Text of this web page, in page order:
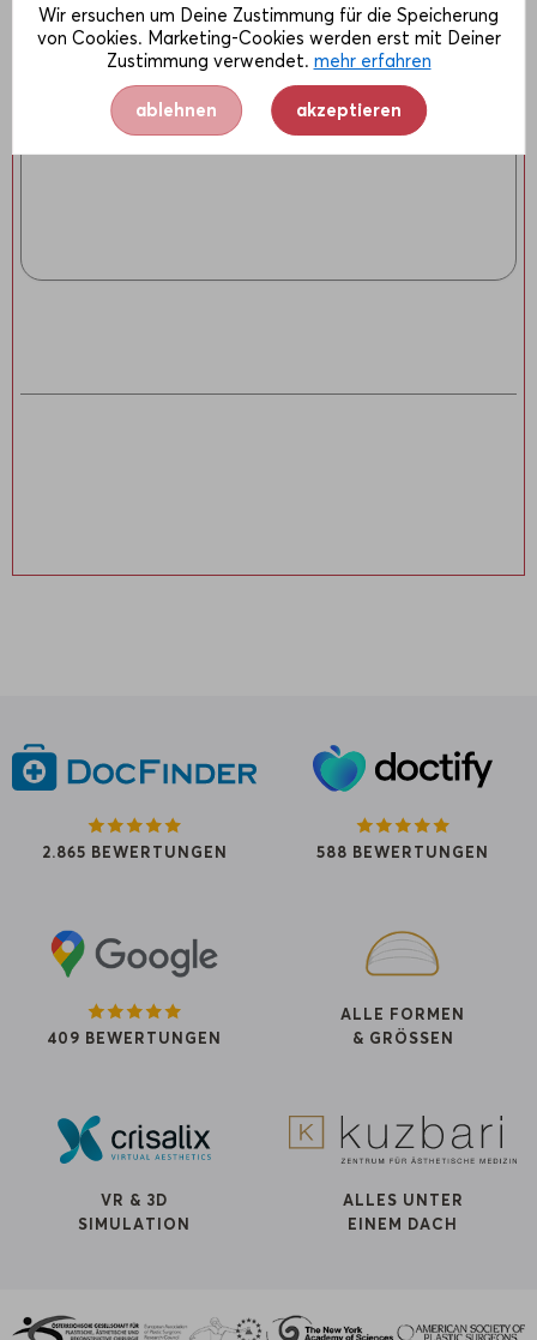
2.865 BEWERTUNGEN 588 BEWERTUNGEN
409 BEWERTUNGEN
ALLE FORMEN
& GRÖSSEN
VR & 3D
SIMULATION
ALLES UNTER
EINEM DACH
Wir ersuchen um Deine Zustimmung für die Speicherung
von Cookies. Marketing-Cookies werden erst mit Deiner
Zustimmung verwendet. mehr erfahren
ablehnen akzeptieren